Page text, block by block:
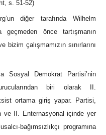
s. 51-52)
diğer tarafında Wilhelm
geçmeden önce tartışmanın
çalışmamızın sınırlarını
Sosyal Demokrat Partisi’nin
biri olarak II.
ortama giriş yapar. Partisi,
ve II. Enternasyonal içinde yer
bağımsızlıkçı programına